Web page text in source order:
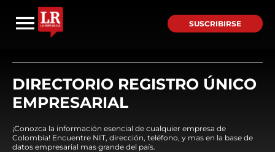
SUSCRIBIRSE
DIRECTORIO REGISTRO ÚNICO
EMPRESARIAL
¡Conozca la información esencial de cualquier empresa de
Colombia! Encuentre NIT, dirección, teléfono, y mas en la base de
datos empresarial mas grande del país.